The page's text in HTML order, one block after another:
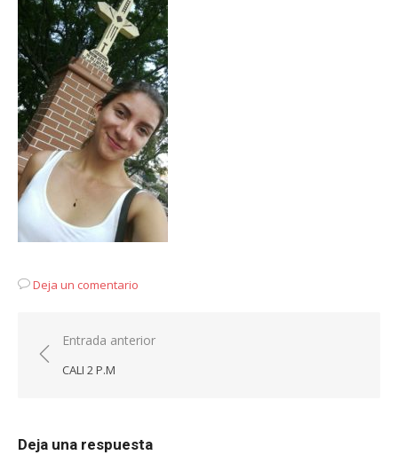
Deja un comentario
Navegación
de
Entrada anterior
CALI 2 P.M
Deja una respuesta